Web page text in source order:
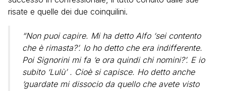
risate e quelle dei due coinquilini.
“Non puoi capire. Mi ha detto Alfo ‘sei contento
che è rimasta?’. Io ho detto che era indifferente.
Poi Signorini mi fa ‘e ora quindi chi nomini?’. E io
subito ‘Lulù’ . Cioè si capisce. Ho detto anche
‘guardate mi dissocio da quello che avete visto